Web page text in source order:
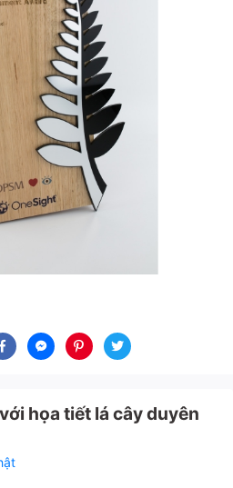
họa tiết lá cây duyên